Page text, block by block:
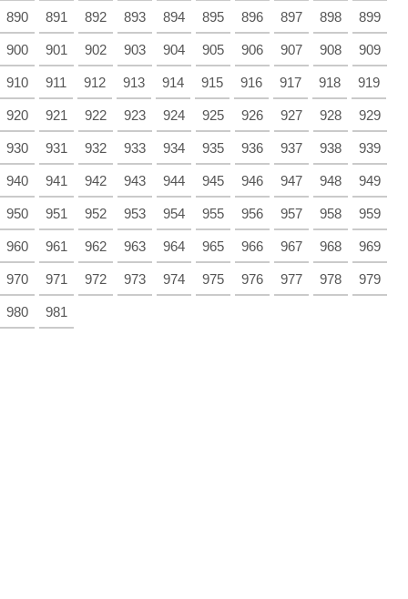
890 891 892 893 894 895 896 897 898 899
900 901 902 903 904 905 906 907 908 909
910 911 912 913 914 915 916 917 918 919
920 921 922 923 924 925 926 927 928 929
930 931 932 933 934 935 936 937 938 939
940 941 942 943 944 945 946 947 948 949
950 951 952 953 954 955 956 957 958 959
960 961 962 963 964 965 966 967 968 969
970 971 972 973 974 975 976 977 978 979
980 981